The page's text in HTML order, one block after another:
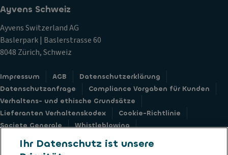
Ayvens Schweiz
Ayvens Switzerland AG
Baslerpark | Baslerstrasse 60
8048 Zürich, Schweiz
Impressum AGB
Datenschutzerklärung
Datenschutzanfrage
Compliance Vorgaben für Kunden
Verhaltens- und ethische Grundsätze
Lieferanten Verhaltenskodex
Cookie-Richtlinie
Societe Generale
Whistleblowing
Ihr Datenschutz ist unsere